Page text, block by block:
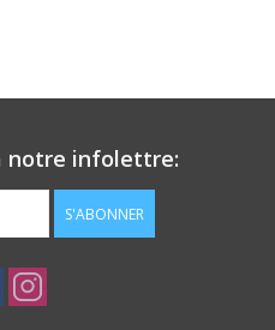
notre infolettre:
S'ABONNER